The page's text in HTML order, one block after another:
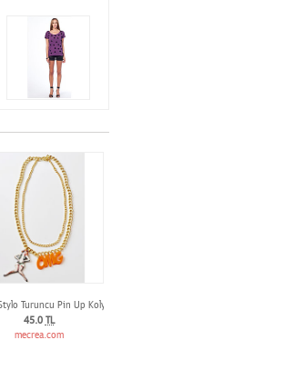
Turuncu Pin Up Kolye
45.0 TL
mecrea.com